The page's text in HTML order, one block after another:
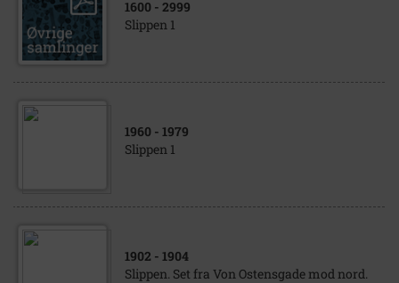
1600 - 2999
Slippen 1
1960 - 1979
Slippen 1
1902 - 1904
Slippen. Set fra Von Ostensgade mod nord.